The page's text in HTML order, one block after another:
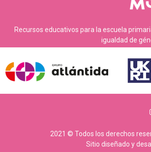
Recursos educativos para la escuela
igualdad de
2021 © Todos los derechos
Sitio diseñado y